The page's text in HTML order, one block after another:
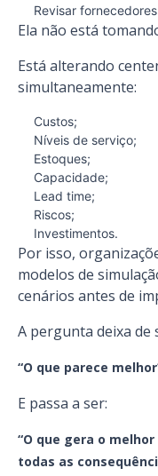
Revisar
Ela não está
Está alterando
simultaneamente:
Custos;
Níveis de serviço;
Estoques;
Capacidade;
Lead time;
Riscos;
Investimentos.
Por isso,
modelos de
cenários antes de
A pergunta deixa de
“O que parece
E passa a ser:
“O que gera o
todas as